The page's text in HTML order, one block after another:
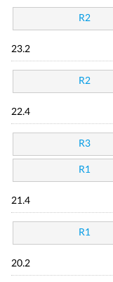
R2
23.2
R2
22.4
R3
R1
21.4
R1
20.2